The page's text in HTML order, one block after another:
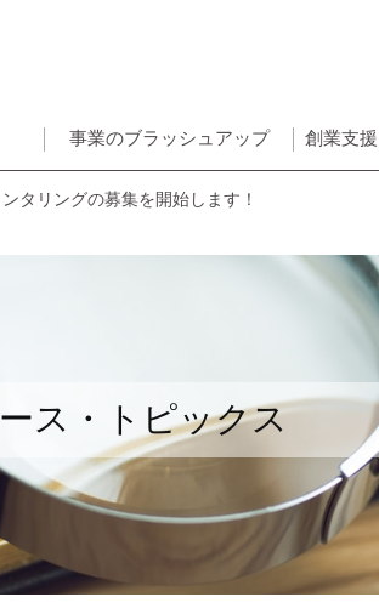
事業のブラッシュアップ 創業支
タリングの募集を開始します！
ス・トピックス